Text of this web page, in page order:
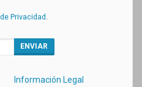
Privacidad .
ENVIAR
Información Legal